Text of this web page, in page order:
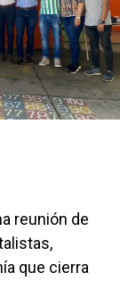
reunión de
que cierra